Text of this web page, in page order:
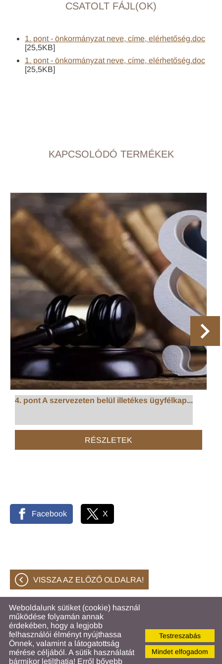
CSATOLT FÁJL(OK)
1. pont - önkormányzat neve, címe, elérhetőség.doc
[25,5KB]
1. pont - önkormányzat neve, címe, elérhetőség.doc
[25,5KB]
KAPCSOLÓDÓ TERMÉKEK
4. pont A szervezeten belül illetékes ügyfélkap...
RÉSZLETEK
Facebook X
VISSZA AZ ELŐZŐ OLDALRA!
© 2026 - Hahóti Közös Önkormányzati Hivatal
Oldal információklAdatkezelési tájékoztatól
ImpresszumlSütik kezeléseMindet elfogadom
Testreszabás
Weboldalunk sütiket (cookie) használ
működése folyamán annak
érdekében, hogy a legjobb
felhasználói élményt nyújthassa
Önnek, valamint a látogatottság
mérése céljából. A sütik használatát
bármikor letilthatja! Erről bővebb